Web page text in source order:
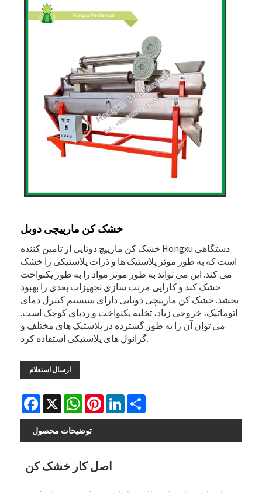
خشک کن مارپیچی دوبل
خشک کن مارپیچ دوتایی از تامین کننده Hongxu دستگاهی
است که به طور موثر پلاستیک ها و ذرات پلاستیکی را خشک
می کند. این می تواند به طور موثر مواد را به طور یکنواخت
خشک کند و کارایی مرتب سازی تجهیزات بعدی را بهبود
بخشد. خشک کن مارپیچی دوتایی دارای سیستم کنترل دمای
اتوماتیک، خروجی زیاد، تخلیه یکنواخت و ردپای کوچک است.
می توان آن را به طور گسترده در پلاستیک های مختلف و
گرانول های پلاستیکی استفاده کرد.
ارسال استعلام
Facebook
X WhatsAppPinterestLinkedIn
توضیحات محصول
اصل کار خشک کن